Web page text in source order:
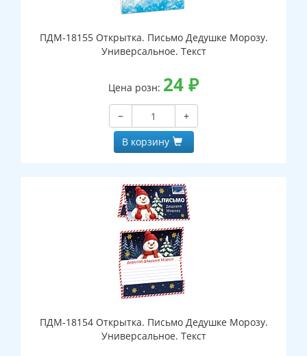
ПДМ-18155 Открытка. Письмо Дедушке Морозу.
Универсальное. Текст
Цена розн: 24₽
−
+
В корзину
ПДМ-18154 Открытка. Письмо Дедушке Морозу.
Универсальное. Текст